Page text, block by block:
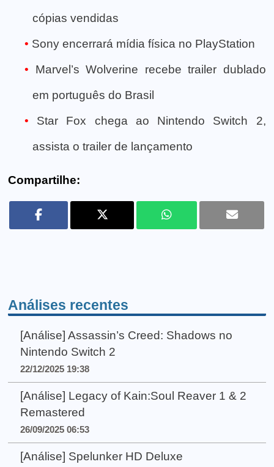
cópias vendidas
Sony encerrará mídia física no PlayStation
Marvel’s Wolverine recebe trailer dublado
em português do Brasil
Star Fox chega ao Nintendo Switch 2,
assista o trailer de lançamento
Compartilhe:
Análises recentes
[Análise] Assassin’s Creed: Shadows no
Nintendo Switch 2
22/12/2025 19:38
[Análise] Legacy of Kain:Soul Reaver 1 & 2
Remastered
26/09/2025 06:53
[Análise] Spelunker HD Deluxe